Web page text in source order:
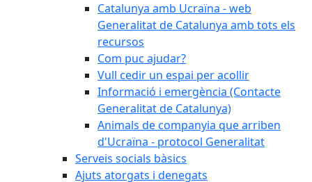
Catalunya amb Ucraïna - web
Generalitat de Catalunya amb tots els
recursos
Com puc ajudar?
Vull cedir un espai per acollir
Informació i emergència (Contacte
Generalitat de Catalunya)
Animals de companyia que arriben
d'Ucraïna - protocol Generalitat
Serveis socials bàsics
Ajuts atorgats i denegats